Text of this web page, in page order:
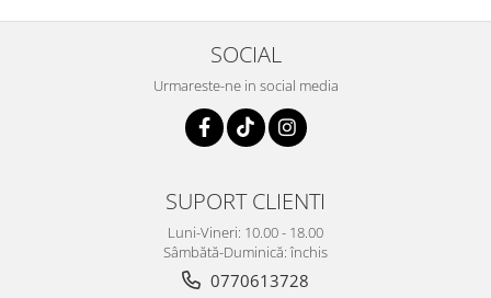
SOCIAL
Urmareste-ne in social media
SUPORT CLIENTI
Luni-Vineri: 10.00 - 18.00
Sâmbătă-Duminică: închis
0770613728